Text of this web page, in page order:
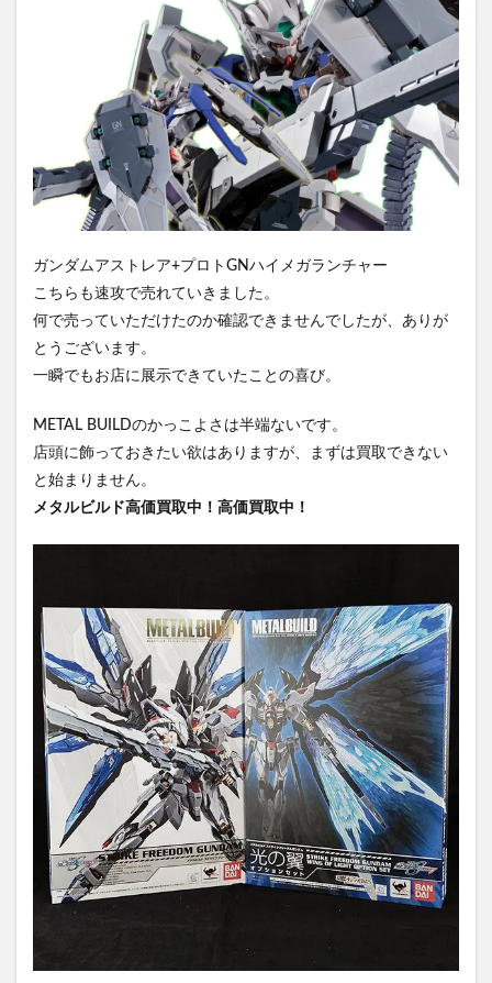
ガンダムアストレア+プロトGNハイメガランチャー
こちらも速攻で売れていきました。
何で売っていただけたのか確認できませんでしたが、ありが
とうございます。
一瞬でもお店に展示できていたことの喜び。
METAL BUILDのかっこよさは半端ないです。
店頭に飾っておきたい欲はありますが、まずは買取できない
と始まりません。
メタルビルド高価買取中！高価買取中！